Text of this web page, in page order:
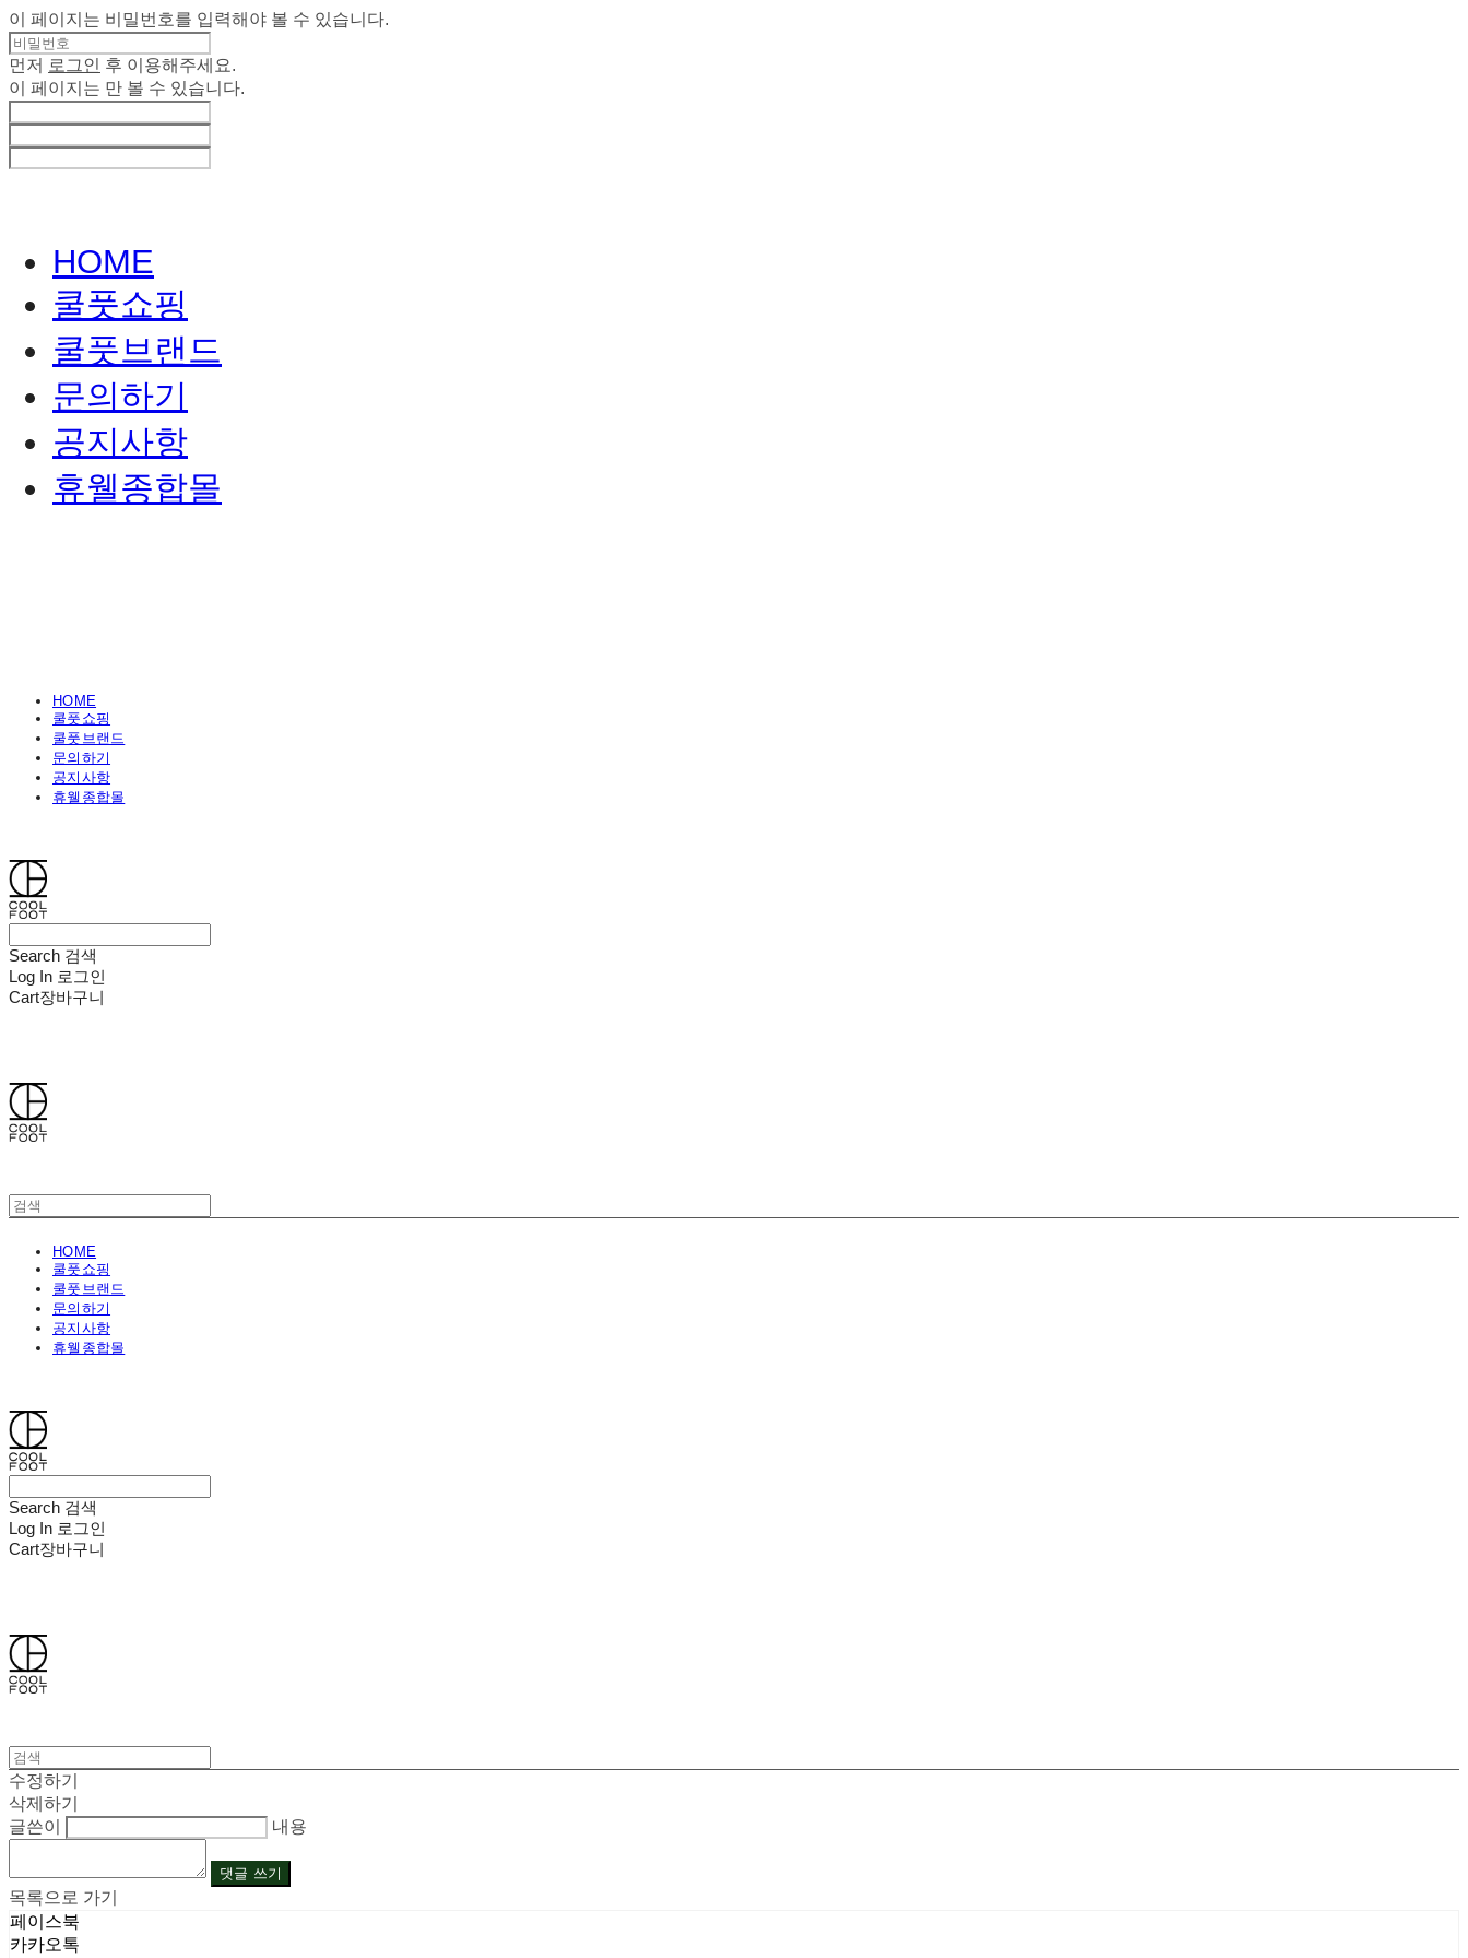
이 페이지는 비밀번호를 입력해야 볼 수 있습니다.
먼저 로그인
후 이용해주세요.
이 페이지는 만 볼 수 있습니다.
HOME
쿨풋쇼핑
쿨풋브랜드
문의하기
공지사항
휴웰종합몰
HOME
쿨풋쇼핑
쿨풋브랜드
문의하기
공지사항
휴웰종합몰
Search 검색
Log In 로그인
Cart장바구니
HOME
쿨풋쇼핑
쿨풋브랜드
문의하기
공지사항
휴웰종합몰
Search 검색
Log In 로그인
Cart장바구니
수정하기
삭제하기
글쓴이
내용
댓글 쓰기
목록으로 가기
페이스북
카카오톡